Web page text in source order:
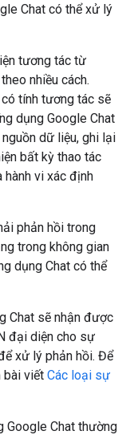
Chat có thể xử lý
tương tác từ
nhiều cách.
tính tương tác sẽ
dụng Google Chat
dữ liệu, ghi lại
bất kỳ thao tác
hành vi xác định
phản hồi trong
trong không gian
dụng Chat có thể
Chat sẽ nhận được
đại diện cho sự
xử lý phản hồi. Để
bài viết Các loại sự
Google Chat thường